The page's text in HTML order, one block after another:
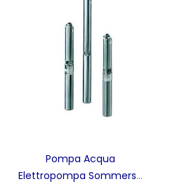
Pompa Acqua
Elettropompa Sommersa